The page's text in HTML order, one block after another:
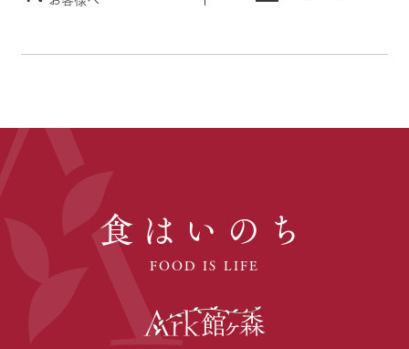
食はいのち
FOOD IS LIFE